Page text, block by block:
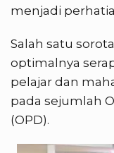
menjadi
Salah satu
optimalnya
pelajar dan
pada sejumlah
(OPD).